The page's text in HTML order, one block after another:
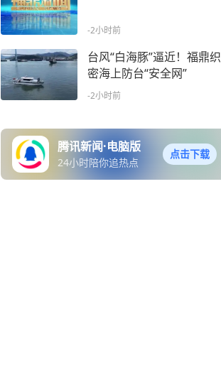
-2小时前
台风“白海豚”逼近！福鼎织
密海上防台“安全网”
-2小时前
腾讯新闻·电脑版
24小时陪你追热点
点击下载